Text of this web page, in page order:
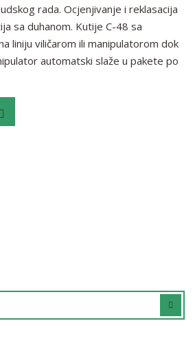
rada. Ocjenjivanje i reklasacija
sa duhanom. Kutije C-48 sa
liniju viličarom ili manipulatorom dok
automatski slaže u pakete po